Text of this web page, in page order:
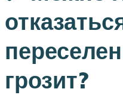
грозит?